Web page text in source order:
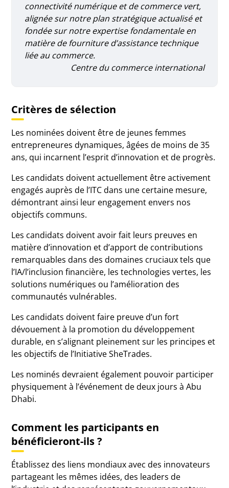
connectivité numérique et de commerce vert,
alignée sur notre plan stratégique actualisé et
fondée sur notre expertise fondamentale en
matière de fourniture d’assistance technique
liée au commerce.
Centre du commerce international
Critères de sélection
Les nominées doivent être de jeunes femmes
entrepreneures dynamiques, âgées de moins de 35
ans, qui incarnent l’esprit d’innovation et de progrès.
Les candidats doivent actuellement être activement
engagés auprès de l’ITC dans une certaine mesure,
démontrant ainsi leur engagement envers nos
objectifs communs.
Les candidats doivent avoir fait leurs preuves en
matière d’innovation et d’apport de contributions
remarquables dans des domaines cruciaux tels que
l’IA/l’inclusion financière, les technologies vertes, les
solutions numériques ou l’amélioration des
communautés vulnérables.
Les candidats doivent faire preuve d’un fort
dévouement à la promotion du développement
durable, en s’alignant pleinement sur les principes et
les objectifs de l’Initiative SheTrades.
Les nominés devraient également pouvoir participer
physiquement à l’événement de deux jours à Abu
Dhabi.
Comment les participants en
bénéficieront-ils ?
Établissez des liens mondiaux avec des innovateurs
partageant les mêmes idées, des leaders de